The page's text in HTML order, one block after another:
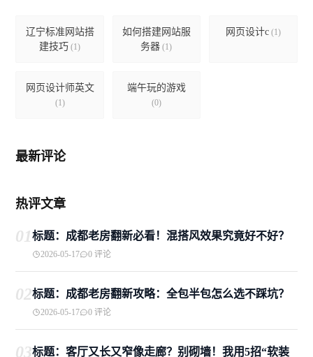
辽宁标准网站搭
建技巧 (1)
如何搭建网站服
务器 (1)
网页设计c(1)
网页设计师英文
(1)
端午玩的游戏
(0)
最新评论
热评文章
01标题：成都老房翻新必看！混搭风效果究竟好不好？
2026-05-17 0 评论
02标题：成都老房翻新攻略：全包半包怎么选不踩坑？
2026-05-17 0 评论
03标题：客厅又长又窄像走廊？别砌墙！我用5招“软装